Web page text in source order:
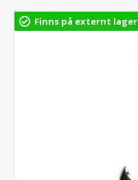
Finns på externt lager